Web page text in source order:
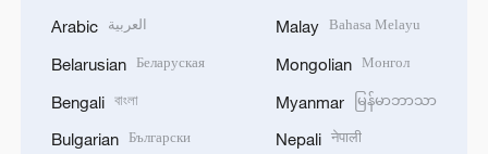
Arabic العربية
Belarusian Беларуская
Bengali বাংলা
Bulgarian Български
Malay Bahasa Melayu
Mongolian Монгол
Myanmar မြန်မာဘာသာ
Nepali नेपाली